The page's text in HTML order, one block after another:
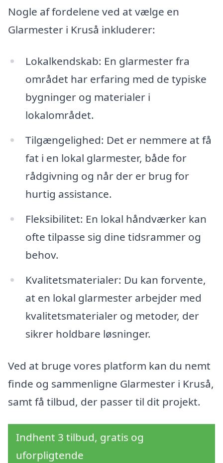
Nogle af fordelene ved at vælge en
Glarmester i Kruså inkluderer:
Lokalkendskab: En glarmester fra
området har erfaring med de typiske
bygninger og materialer i
lokalområdet.
Tilgængelighed: Det er nemmere at få
fat i en lokal glarmester, både for
rådgivning og når der er brug for
hurtig assistance.
Fleksibilitet: En lokal håndværker kan
ofte tilpasse sig dine tidsrammer og
behov.
Kvalitetsmaterialer: Du kan forvente,
at en lokal glarmester arbejder med
kvalitetsmaterialer og metoder, der
sikrer holdbare løsninger.
Ved at bruge vores platform kan du nemt
finde og sammenligne Glarmester i Kruså,
samt få tilbud, der passer til dit projekt.
Indhent 3 tilbud, gratis og
uforpligtende